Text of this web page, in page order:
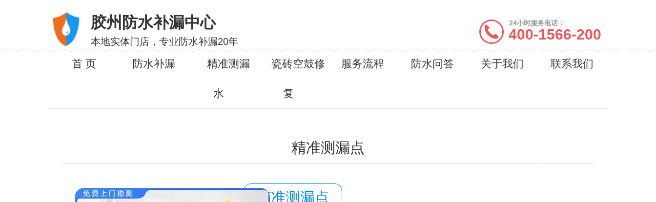
胶州防水补漏中心
本地实体门店，专业防水补漏20年
24小时服务电话：
400-1566-200
首 页 防水补漏 精准测漏
水
瓷砖空鼓修
复
服务流程 防水问答 关于我们 联系我们
精准测漏点
服务内容： 精准测漏点